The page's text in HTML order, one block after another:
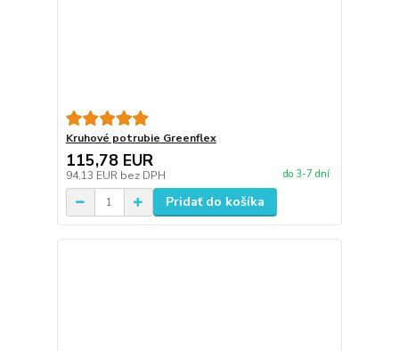
Kruhové potrubie Greenflex
115,78 EUR
94,13 EUR bez DPH do 3-7 dní
Pridať do košíka